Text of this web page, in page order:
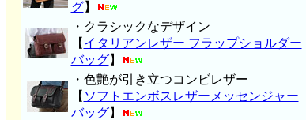
グ】
・クラシックなデザイン
【 イタリアンレザー フラップショルダー
バッグ】
・色艶が引き立つコンビレザー
【 ソフトエンボスレザーメッセンジャー
バッグ】